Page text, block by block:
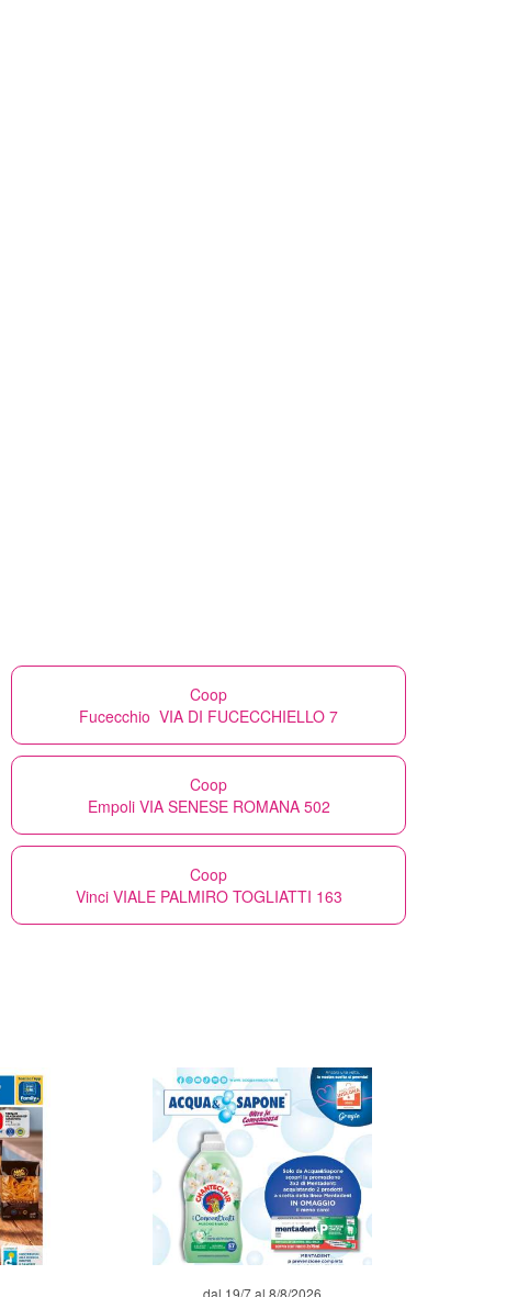
Coop
Fucecchio VIA DI FUCECCHIELLO 7
Coop
Empoli VIA SENESE ROMANA 502
Coop
Vinci VIALE PALMIRO TOGLIATTI 163
dal 19/7 al 8/8/2026